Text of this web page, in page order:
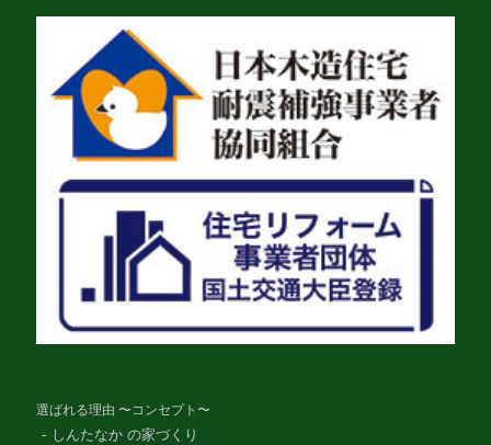
選ばれる理由 〜コンセプト〜
しんたなか の家づくり